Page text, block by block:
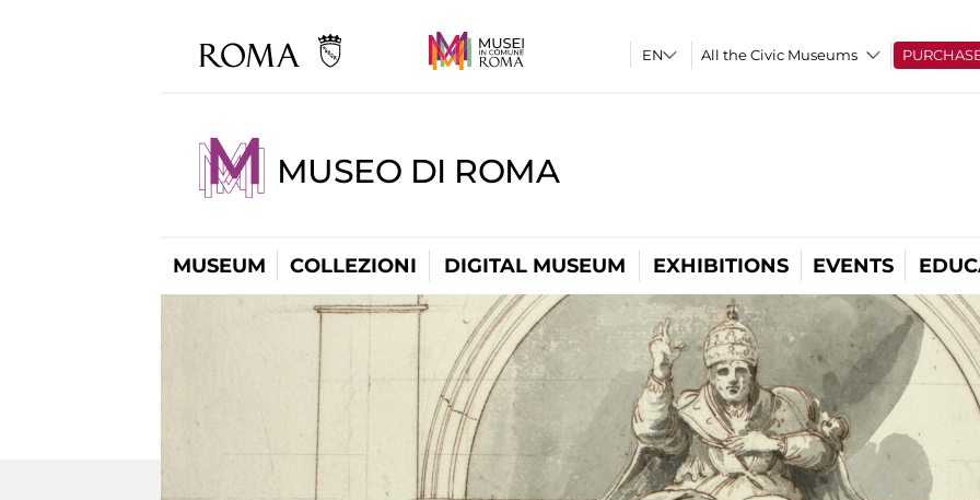
All the Civic Museums
MUSEO DI ROMA
MUSEUM COLLEZIONI DIGITAL MUSEUM EXHIBITIONS EVENTS